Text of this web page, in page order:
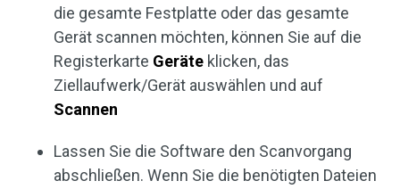
die gesamte Festplatte oder das gesamte
Gerät scannen möchten, können Sie auf die
Registerkarte Geräte klicken, das
Ziellaufwerk/Gerät auswählen und auf
Scannen
Lassen Sie die Software den Scanvorgang
abschließen. Wenn Sie die benötigten Dateien